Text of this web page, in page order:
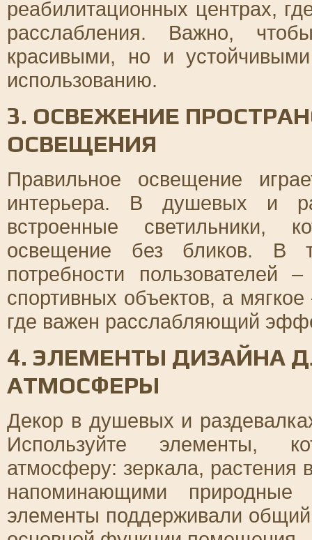
реабилитационных центрах,
расслабления. Важно,
красивыми, но и
использованию.
3. ОСВЕЖЕНИЕ
ОСВЕЩЕНИЯ
Правильное освещение
интерьера. В душевых и
встроенные светильники,
освещение без бликов. В
потребности пользователей
спортивных объектов, а
где важен расслабляющий
4. ЭЛЕМЕНТЫ ДИЗАЙНА
АТМОСФЕРЫ
Декор в душевых и
Используйте элементы,
атмосферу: зеркала, растения
напоминающими
элементы поддерживали